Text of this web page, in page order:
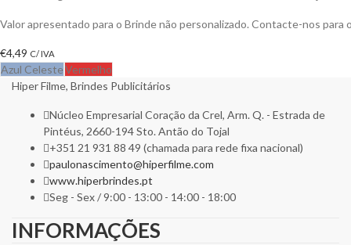
Valor apresentado para o Brinde não personalizado. Contacte-nos
€4,49 C/ IVA
Azul CelesteVermelho
Hiper Filme, Brindes Publicitários
Núcleo Empresarial Coração da Crel, Arm. Q. - Estrada de
Pintéus, 2660-194 Sto. Antão do Tojal
+351 21 931 88 49 (chamada para rede fixa nacional)
paulonascimento@hiperfilme.com
www.hiperbrindes.pt
Seg - Sex / 9:00 - 13:00 - 14:00 - 18:00
INFORMAÇÕES